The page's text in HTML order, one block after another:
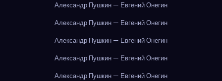
Александр Пушкин — Евгений Онегин
Александр Пушкин — Евгений Онегин
Александр Пушкин — Евгений Онегин
Александр Пушкин — Евгений Онегин
Александр Пушкин — Евгений Онегин